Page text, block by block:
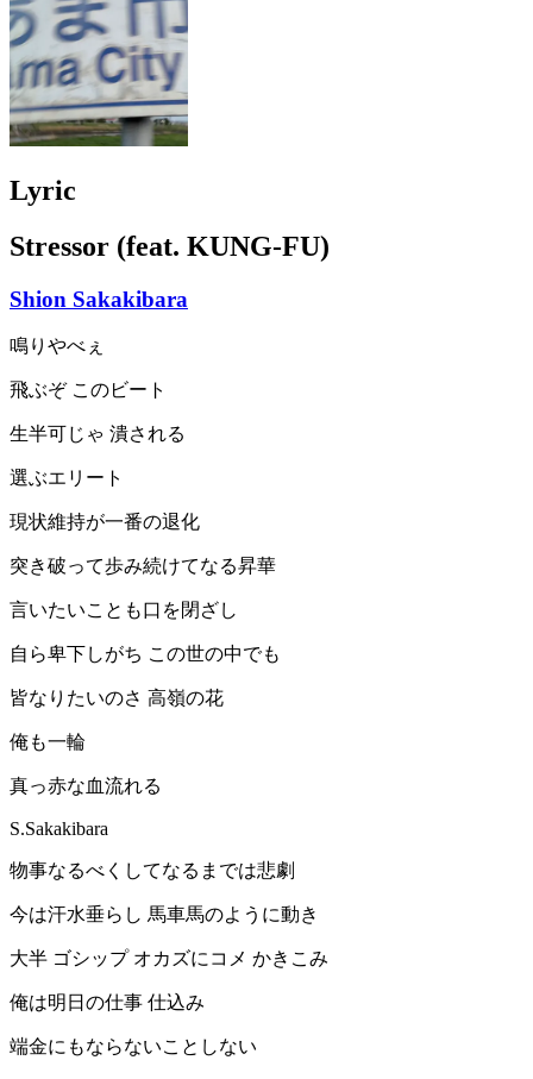
Lyric
Stressor (feat. KUNG-FU)
Shion Sakakibara
鳴りやべぇ
飛ぶぞ このビート
生半可じゃ 潰される
選ぶエリート
現状維持が一番の退化
突き破って歩み続けてなる昇華
言いたいことも口を閉ざし
自ら卑下しがち この世の中でも
皆なりたいのさ 高嶺の花
俺も一輪
真っ赤な血流れる
S.Sakakibara
物事なるべくしてなるまでは悲劇
今は汗水垂らし 馬車馬のように動き
大半 ゴシップ オカズにコメ かきこみ
俺は明日の仕事 仕込み
端金にもならないことしない